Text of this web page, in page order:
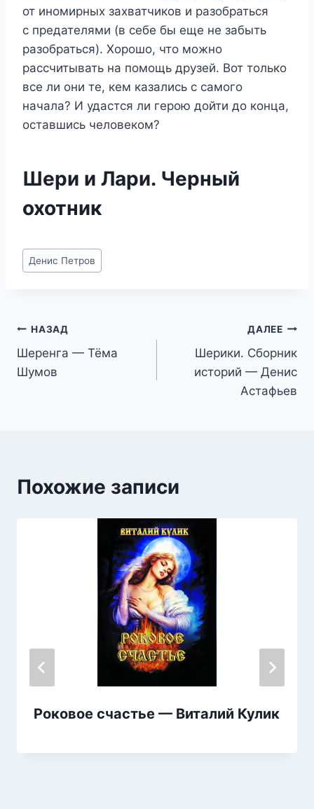
от иномирных захватчиков и разобраться
с предателями (в себе бы еще не забыть
разобраться). Хорошо, что можно
рассчитывать на помощь друзей. Вот только
все ли они те, кем казались с самого
начала? И удастся ли герою дойти до конца,
оставшись человеком?
Шери и Лари. Черный
охотник
Метки
записи:
Денис Петров
Навигация
по
НАЗАД
Шеренга — Тёма
Шумов
ДАЛЕЕ
Шерики. Сборник
историй — Денис
Астафьев
Похожие записи
Роковое счастье — Виталий Кулик